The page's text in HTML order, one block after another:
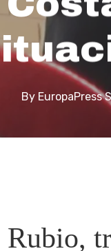
By EuropaPress